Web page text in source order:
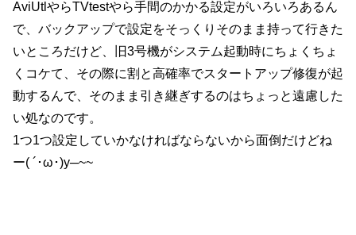
AviUtlやらTVtestやら手間のかかる設定がいろいろあるん
で、バックアップで設定をそっくりそのまま持って行きた
いところだけど、旧3号機がシステム起動時にちょくちょ
くコケて、その際に割と高確率でスタートアップ修復が起
動するんで、そのまま引き継ぎするのはちょっと遠慮した
い処なのです。
1つ1つ設定していかなければならないから面倒だけどね
ー( ´･ω･)y─~~